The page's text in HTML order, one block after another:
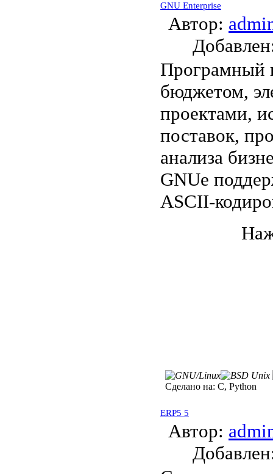
GNU Enterprise
Автор:
Програмный
бюджетом,
проектами,
поставок,
анализа
GNUe
ASCII-
Сделано на: C, Python
ERP5 5
Автор: